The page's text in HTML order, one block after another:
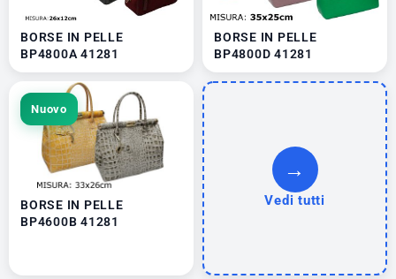
BORSE IN PELLE
BP4800A 41281
BORSE IN PELLE
BP4800D 41281
Nuovo
BORSE IN PELLE
BP4600B 41281
→
Vedi tutti